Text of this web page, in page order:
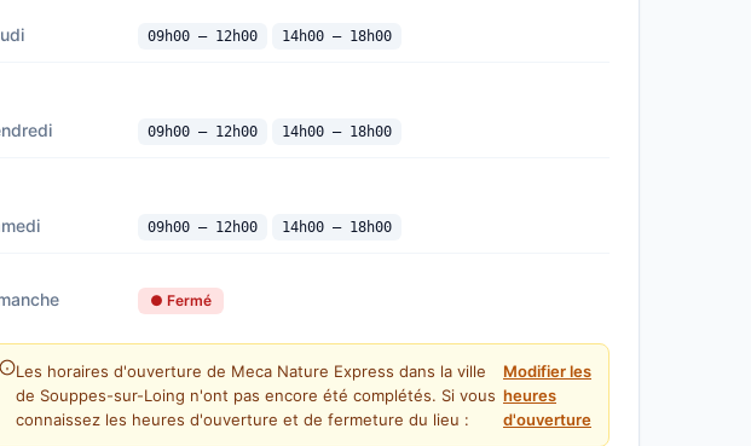
09h00 — 12h00 14h00 — 18h00
09h00 — 12h00 14h00 — 18h00
09h00 — 12h00 14h00 — 18h00
● Fermé
Les horaires d'ouverture de Meca Nature Express dans la ville
de Souppes-sur-Loing n'ont pas encore été complétés. Si vous
connaissez les heures d'ouverture et de fermeture du lieu :
Modifier les
heures
d'ouverture